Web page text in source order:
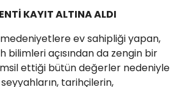
KAYIT ALTINA ALDI
ev sahipliği yapan,
bilimleri açısından da zengin bir
ettiği bütün değerler nedeniyle
tarihçilerin,